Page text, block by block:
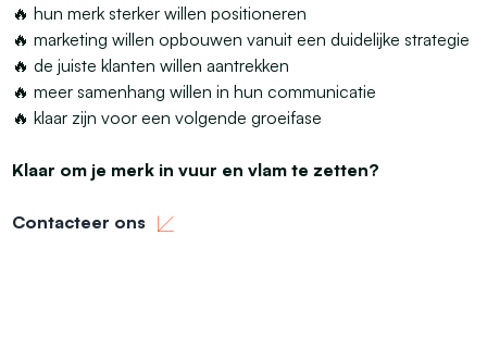
🔥 hun merk sterker willen positioneren
🔥 marketing willen opbouwen vanuit een duidelijke strategie
🔥 de juiste klanten willen aantrekken
🔥 meer samenhang willen in hun communicatie
🔥 klaar zijn voor een volgende groeifase
Klaar om je merk in vuur en vlam te zetten?
Contacteer ons